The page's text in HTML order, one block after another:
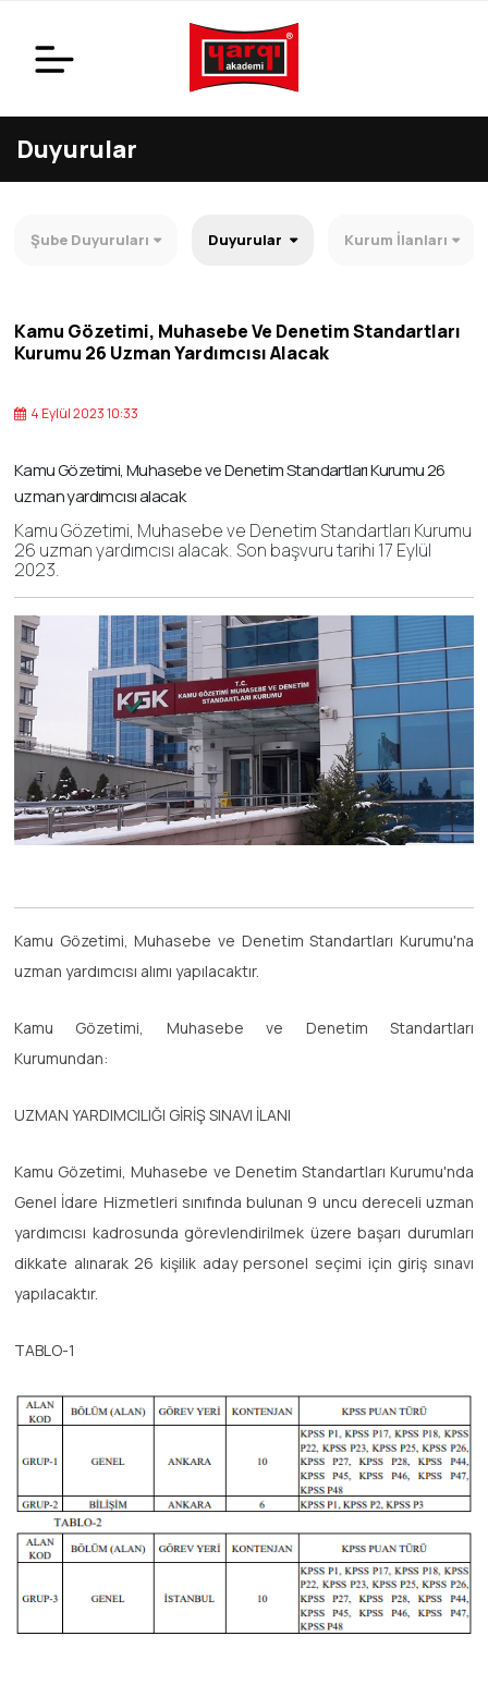
Duyurular
Şube Duyuruları Duyurular Kurum İlanları
Kamu Gözetimi, Muhasebe Ve Denetim Standartları
Kurumu 26 Uzman Yardımcısı Alacak
4 Eylül 2023 10:33
Kamu Gözetimi, Muhasebe ve Denetim Standartları Kurumu 26
uzman yardımcısı alacak
Kamu Gözetimi, Muhasebe ve Denetim Standartları Kurumu
26 uzman yardımcısı alacak. Son başvuru tarihi 17 Eylül
2023.
Kamu Gözetimi, Muhasebe ve Denetim Standartları Kurumu'na
uzman yardımcısı alımı yapılacaktır.
Kamu Gözetimi, Muhasebe ve Denetim Standartları
Kurumundan:
UZMAN YARDIMCILIĞI GİRİŞ SINAVI İLANI
Kamu Gözetimi, Muhasebe ve Denetim Standartları Kurumu'nda
Genel İdare Hizmetleri sınıfında bulunan 9 uncu dereceli uzman
yardımcısı kadrosunda görevlendirilmek üzere başarı durumları
dikkate alınarak 26 kişilik aday personel seçimi için giriş sınavı
yapılacaktır.
TABLO-1